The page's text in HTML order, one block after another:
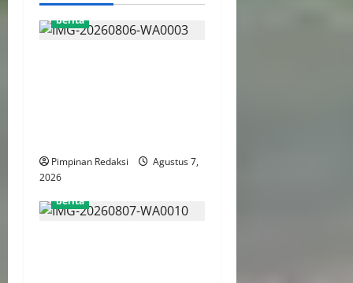
berita
Pimpinan Redaksi
Agustus 7,
2026
berita